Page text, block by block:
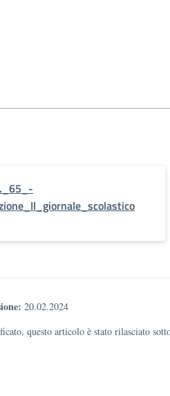
20.02.2024
questo articolo è stato rilasciato